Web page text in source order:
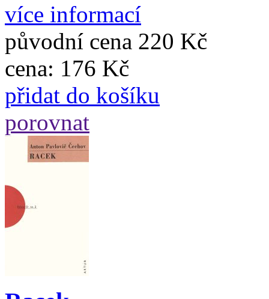
více informací
původní cena 220 Kč
cena: 176 Kč
přidat do košíku
porovnat